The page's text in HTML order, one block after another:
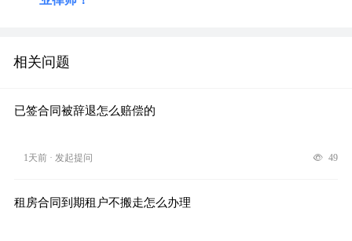
相关问题
已签合同被辞退怎么赔偿的
1天前 · 发起提问 49
租房合同到期租户不搬走怎么办理